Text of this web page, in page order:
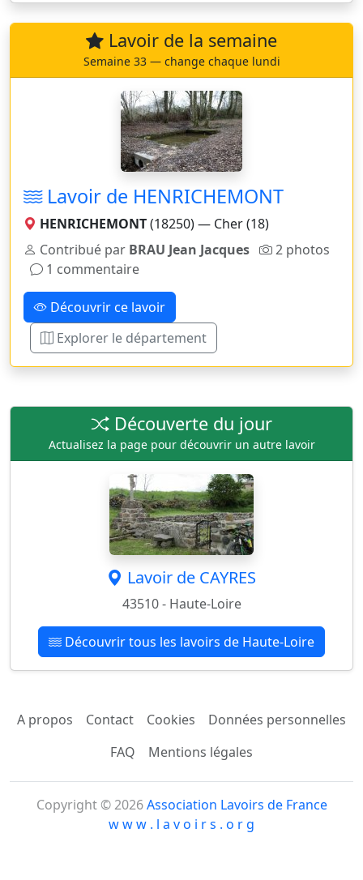
Lavoir de la semaine
Semaine 33 — change chaque lundi
Lavoir de HENRICHEMONT
HENRICHEMONT(18250) — Cher (18)
Contribué par BRAU Jean Jacques
2 photos
1 commentaire
Découvrir ce lavoir
Explorer le département
Découverte du jour
Actualisez la page pour découvrir un autre lavoir
Lavoir de CAYRES
43510 - Haute-Loire
Découvrir tous les lavoirs de Haute-Loire
A propos Contact Cookies
Données personnelles
FAQ
Mentions légales
Copyright © 2026Association Lavoirs de France
w w w . l a v o i r s . o r g